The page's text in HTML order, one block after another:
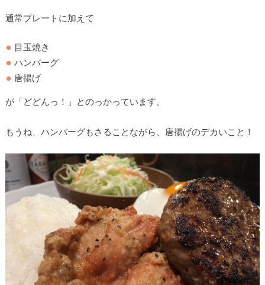
通常プレートに加えて
目玉焼き
ハンバーグ
唐揚げ
が「どどんっ！」とのっかっています。
もうね、ハンバーグもさることながら、唐揚げのデカいこと！